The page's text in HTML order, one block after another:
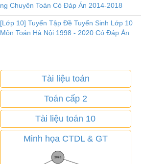
ng Chuyên Toán Có Đáp Án 2014-2018
[Lớp 10] Tuyển Tập Đề Tuyển Sinh Lớp 10
Môn Toán Hà Nội 1998 - 2020 Có Đáp Án
Tài liệu toán
Toán cấp 2
Tài liệu toán 10
Minh họa CTDL & GT